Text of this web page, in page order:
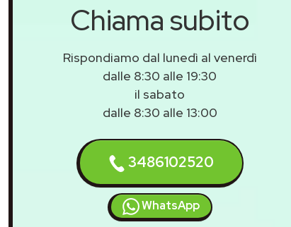
Chiama subito
Rispondiamo dal lunedì al venerdì
dalle 8:30 alle 19:30
il sabato
dalle 8:30 alle 13:00
3486102520
WhatsApp